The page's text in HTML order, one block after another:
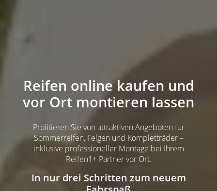
Reifen online kaufen und
vor Ort montieren lassen
Profitieren Sie von attraktiven Angeboten für
Sommerreifen, Felgen und Kompletträder –
inklusive professioneller Montage bei Ihrem
Reifen1+ Partner vor Ort.
In nur drei Schritten zum neuem